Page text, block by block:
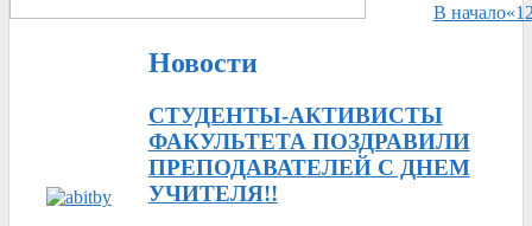
В начало«1
Новости
СТУДЕНТЫ-АКТИВИСТЫ
ФАКУЛЬТЕТА ПОЗДРАВИЛИ
ПРЕПОДАВАТЕЛЕЙ С ДНЕМ
УЧИТЕЛЯ!!